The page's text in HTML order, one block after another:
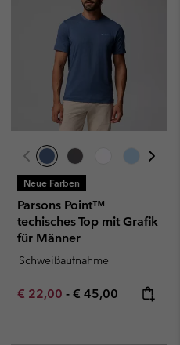
Neue Farben
Parsons Point™
techisches Top mit Grafik
für Männer
Schweißaufnahme
Minimum sale price:
€ 22,00 - Maximum price:
€ 45,00